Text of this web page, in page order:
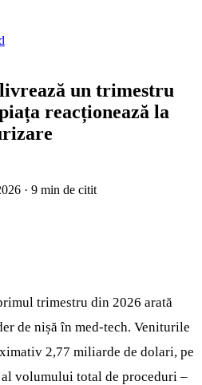
un trimestru
reacționează la
· 9 min de citit
trimestru din 2026 arată
de nișă în med‑tech. Veniturile
2,77 miliarde de dolari, pe
volumului total de proceduri –